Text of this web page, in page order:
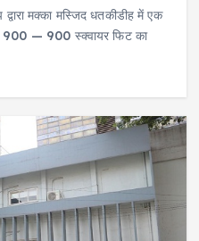
मक्का मस्जिद धतकीडीह में एक
900 — 900 स्क्वायर फिट का